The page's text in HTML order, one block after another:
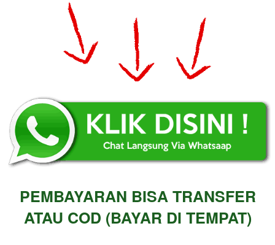
PEMBAYARAN BISA TRANSFER
ATAU COD (BAYAR DI TEMPAT)